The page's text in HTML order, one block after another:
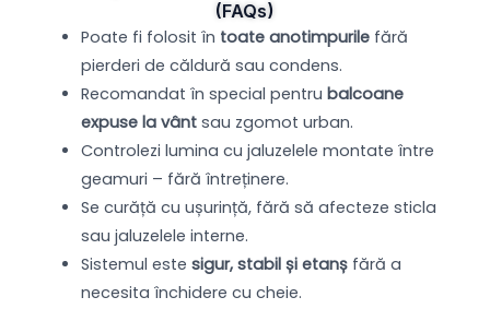
(FAQs)
Poate fi folosit în toate anotimpurilefără
pierderi de căldură sau condens.
Recomandat în special pentru balcoane
expuse la vântsau zgomot urban.
Controlezi lumina cu jaluzelele montate între
geamuri – fără întreținere.
Se curăță cu ușurință, fără să afecteze sticla
sau jaluzelele interne.
Sistemul este sigur, stabil și etanșfără a
necesita închidere cu cheie.